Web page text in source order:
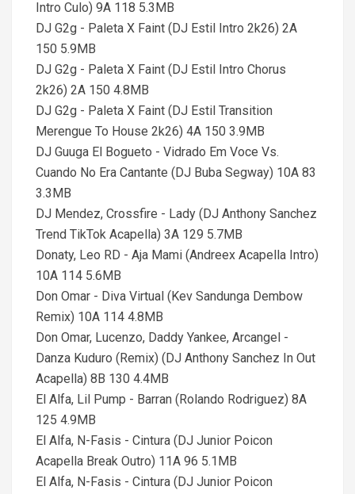
Intro Culo) 9A 118 5.3MB
DJ G2g - Paleta X Faint (DJ Estil Intro 2k26) 2A
150 5.9MB
DJ G2g - Paleta X Faint (DJ Estil Intro Chorus
2k26) 2A 150 4.8MB
DJ G2g - Paleta X Faint (DJ Estil Transition
Merengue To House 2k26) 4A 150 3.9MB
DJ Guuga El Bogueto - Vidrado Em Voce Vs.
Cuando No Era Cantante (DJ Buba Segway) 10A 83
3.3MB
DJ Mendez, Crossfire - Lady (DJ Anthony Sanchez
Trend TikTok Acapella) 3A 129 5.7MB
Donaty, Leo RD - Aja Mami (Andreex Acapella Intro)
10A 114 5.6MB
Don Omar - Diva Virtual (Kev Sandunga Dembow
Remix) 10A 114 4.8MB
Don Omar, Lucenzo, Daddy Yankee, Arcangel -
Danza Kuduro (Remix) (DJ Anthony Sanchez In Out
Acapella) 8B 130 4.4MB
El Alfa, Lil Pump - Barran (Rolando Rodriguez) 8A
125 4.9MB
El Alfa, N-Fasis - Cintura (DJ Junior Poicon
Acapella Break Outro) 11A 96 5.1MB
El Alfa, N-Fasis - Cintura (DJ Junior Poicon